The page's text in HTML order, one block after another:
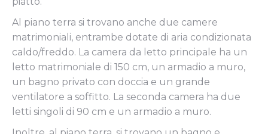
Al piano terra si trovano anche due camere
matrimoniali, entrambe dotate di aria condizionata
caldo/freddo. La camera da letto principale ha un
letto matrimoniale di 150 cm, un armadio a muro,
un bagno privato con doccia e un grande
ventilatore a soffitto. La seconda camera ha due
letti singoli di 90 cm e un armadio a muro.